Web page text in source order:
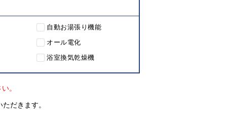
自動お湯張り機能
オール電化
浴室換気乾燥機
。
だきます。